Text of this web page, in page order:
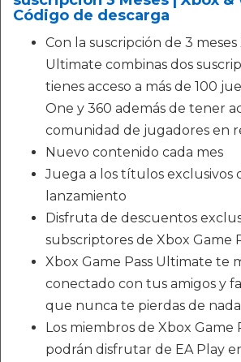
Código de descarga
Con la suscripción de 3 meses
Ultimate combinas dos
tienes acceso a más de 100
One y 360 además de tener
comunidad de jugadores en
Nuevo contenido cada mes
Juega a los títulos exclusivos
lanzamiento
Disfruta de descuentos
subscriptores de Xbox Game
Xbox Game Pass Ultimate te
conectado con tus amigos y
que nunca te pierdas de nada
Los miembros de Xbox Game
podrán disfrutar de EA Play